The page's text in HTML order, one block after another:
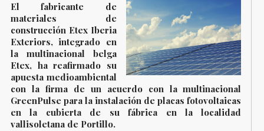
El fabricante de
materiales de
construcción Etex Iberia
Exteriors, integrado en
la multinacional belga
Etex, ha reafirmado su
apuesta medioambiental
con la firma de un acuerdo con la multinacional
GreenPulse para la instalación de placas fotovoltaicas
en la cubierta de su fábrica en la localidad
vallisoletana de Portillo.